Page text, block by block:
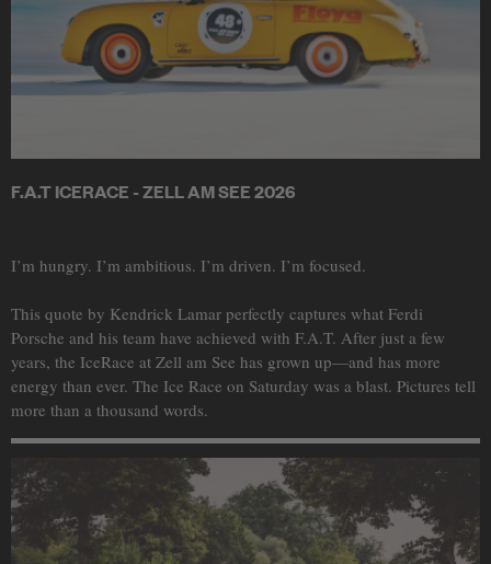
F.A.T ICERACE - ZELL AM SEE 2026
I’m hungry. I’m ambitious. I’m driven. I’m focused.
This quote by Kendrick Lamar perfectly captures what Ferdi
Porsche and his team have achieved with F.A.T. After just a few
years, the IceRace at Zell am See has grown up—and has more
energy than ever. The Ice Race on Saturday was a blast. Pictures tell
more than a thousand words.